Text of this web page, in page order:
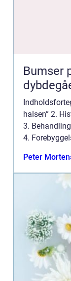
Bumser
halsen” 2.
3.
4.
Peter